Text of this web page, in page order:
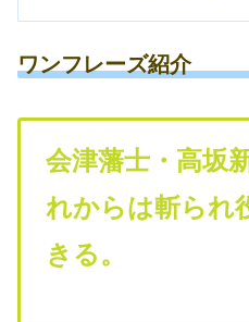
ワンフレーズ紹介
会津藩士・高坂
れからは斬られ
きる。